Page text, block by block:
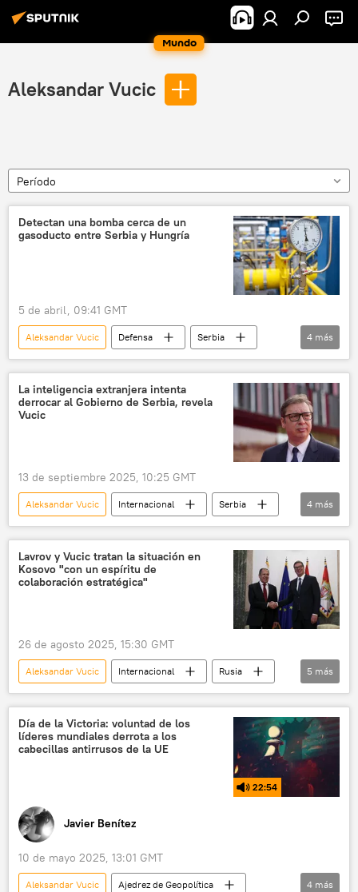
Mundo
Aleksandar Vucic
Período
Detectan una bomba cerca de un
gasoducto entre Serbia y Hungría
5 de abril, 09:41 GMT
Aleksandar Vucic Defensa
Serbia
Viktor Orban
Hungría
🌍 Europa
TurkStream (gasoducto)
4 más
‍La inteligencia extranjera intenta
derrocar al Gobierno de Serbia, revela
Vucic
13 de septiembre 2025, 10:25 GMT
Aleksandar Vucic Internacional
Serbia
política
seguridad
🌍 Europa
protestas
4 más
Lavrov y Vucic tratan la situación en
Kosovo "con un espíritu de
colaboración estratégica"
26 de agosto 2025, 15:30 GMT
Aleksandar Vucic Internacional
Rusia
Serbia
🌍 Europa
Serguéi Lavrov
📰 Tensiones en Kosovo
Bosnia Herzegovina
5 más
Día de la Victoria: voluntad de los
líderes mundiales derrota a los
cabecillas antirrusos de la UE
22:54
Javier Benítez
10 de mayo 2025, 13:01 GMT
Aleksandar Vucic
Ajedrez de Geopolítica
4 más